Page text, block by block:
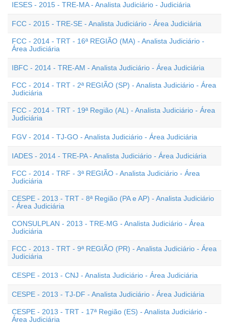
IESES - 2015 - TRE-MA - Analista Judiciário - Judiciária
FCC - 2015 - TRE-SE - Analista Judiciário - Área Judiciária
FCC - 2014 - TRT - 16ª REGIÃO (MA) - Analista Judiciário -
Área Judiciária
IBFC - 2014 - TRE-AM - Analista Judiciário - Área Judiciária
FCC - 2014 - TRT - 2ª REGIÃO (SP) - Analista Judiciário - Área
Judiciária
FCC - 2014 - TRT - 19ª Região (AL) - Analista Judiciário - Área
Judiciária
FGV - 2014 - TJ-GO - Analista Judiciário - Área Judiciária
IADES - 2014 - TRE-PA - Analista Judiciário - Área Judiciária
FCC - 2014 - TRF - 3ª REGIÃO - Analista Judiciário - Área
Judiciária
CESPE - 2013 - TRT - 8ª Região (PA e AP) - Analista Judiciário
- Área Judiciária
CONSULPLAN - 2013 - TRE-MG - Analista Judiciário - Área
Judiciária
FCC - 2013 - TRT - 9ª REGIÃO (PR) - Analista Judiciário - Área
Judiciária
CESPE - 2013 - CNJ - Analista Judiciário - Área Judiciária
CESPE - 2013 - TJ-DF - Analista Judiciário - Área Judiciária
CESPE - 2013 - TRT - 17ª Região (ES) - Analista Judiciário -
Área Judiciária